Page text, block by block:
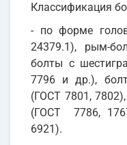
Классификация
- по форме
24379.1), рым-
болты с
7796 и др.),
(ГОСТ 7801,
(ГОСТ 7786,
6921).